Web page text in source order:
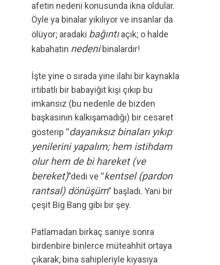
afetin nedeni konusunda ikna oldular.
Öyle ya binalar yıkılıyor ve insanlar da
ölüyor; aradaki bağıntıaçık; o halde
kabahatin nedenibinalardır!
İşte yine o sırada yine ilahi bir kaynakla
irtibatlı bir babayiğit kişi çıkıp bu
imkansız (bu nedenle de bizden
başkasının kalkışamadığı) bir cesaret
gösterip “dayanıksız binaları yıkıp
yenilerini yapalım; hem istihdam
olur hem de bi hareket (ve
bereket)”dedi ve “kentsel (pardon
rantsal) dönüşüm” başladı. Yani bir
çeşit Big Bang gibi bir şey.
Patlamadan birkaç saniye sonra
birdenbire binlerce müteahhit ortaya
çıkarak, bina sahipleriyle kıyasıya